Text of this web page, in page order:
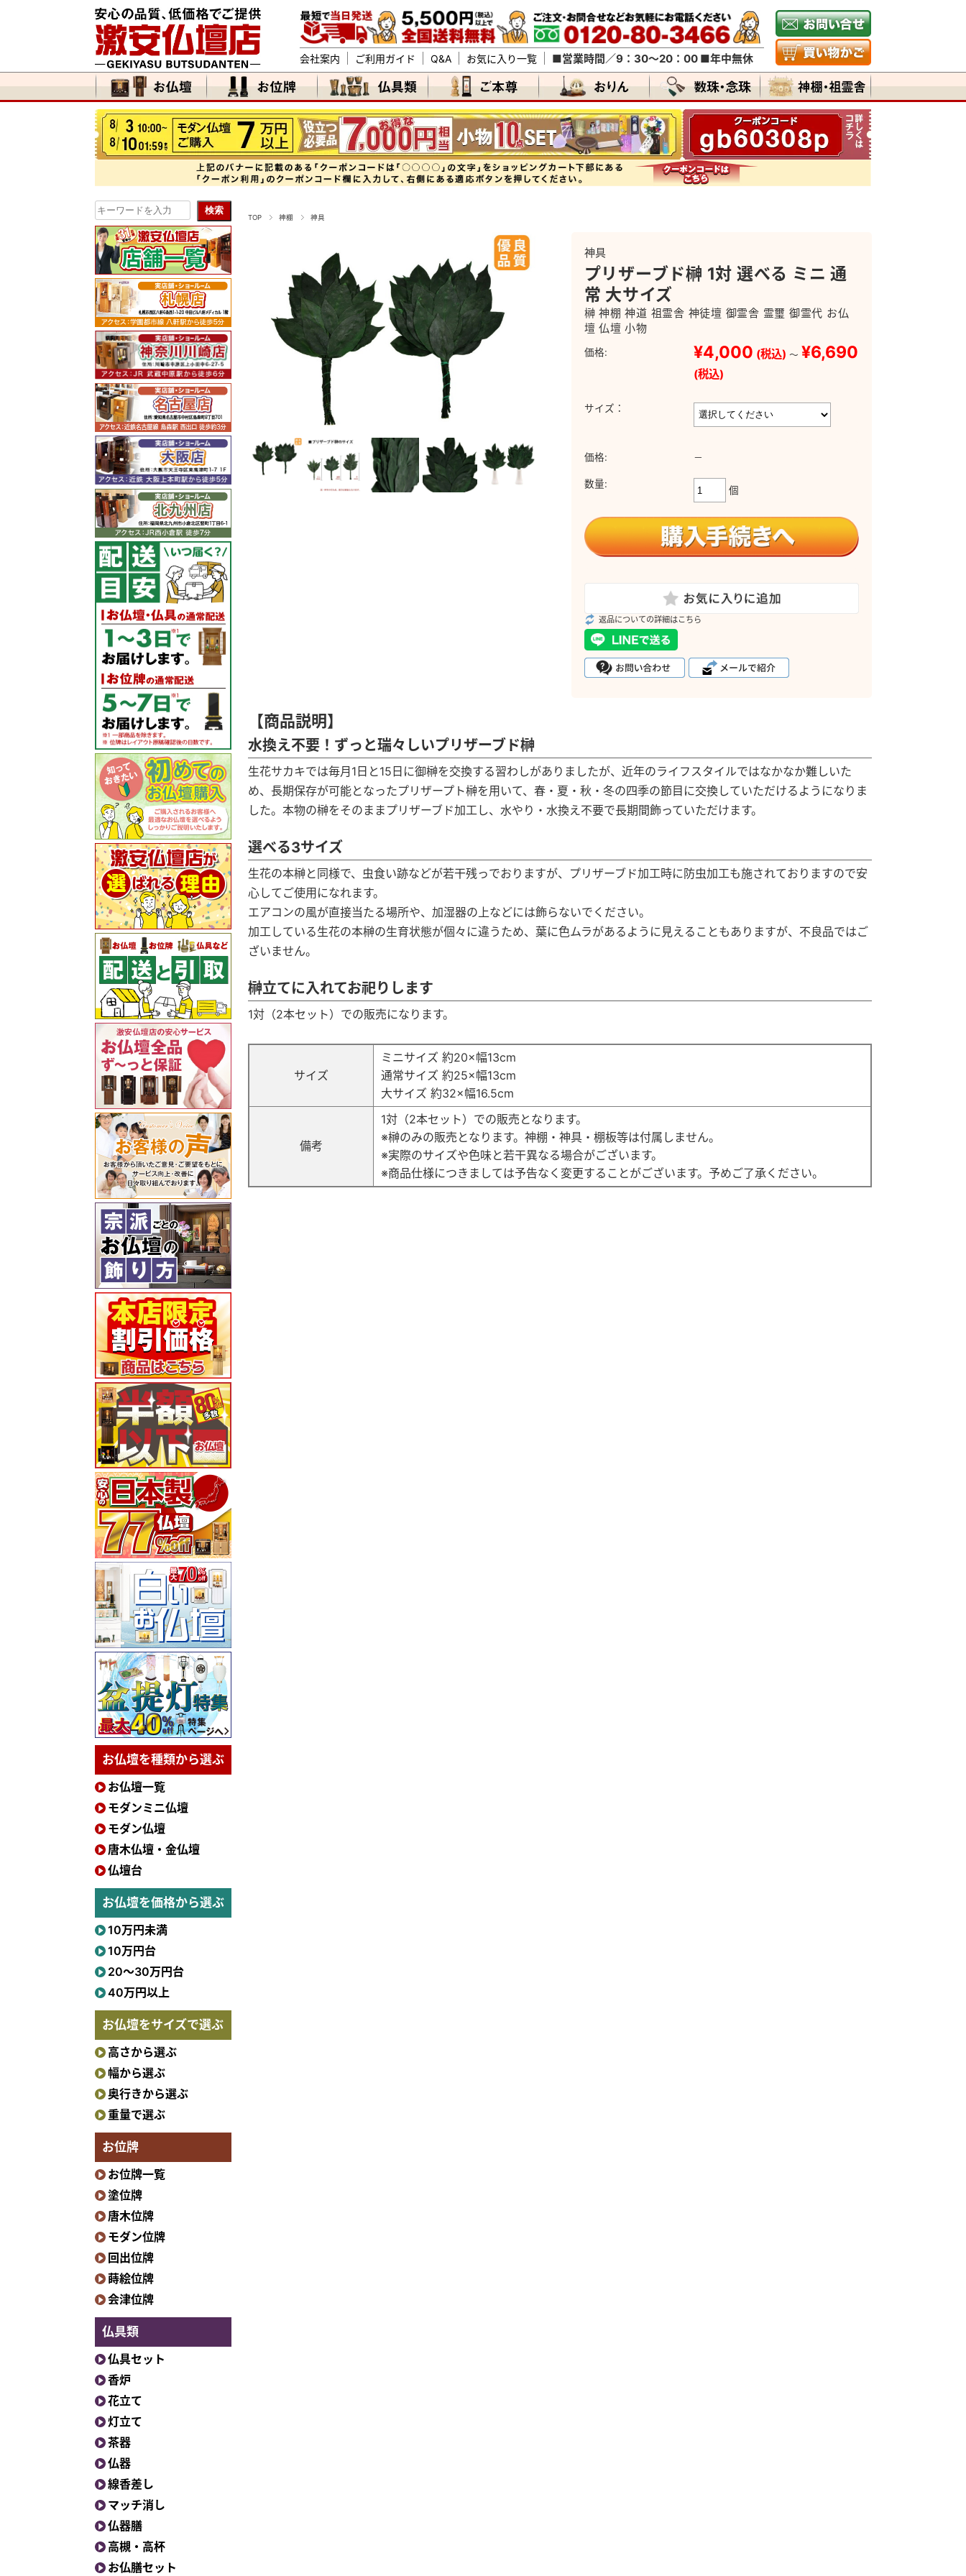
会社案内 ご利用ガイド Q&A お気に入り一覧 ■営業時間／9：30～20：00 ■年中無休
TOP 神棚 神具
神具
プリザーブド榊 1対 選べる ミニ 通
常 大サイズ
榊 神棚 神道 祖霊舎 神徒壇 御霊舎 霊璽 御霊代 お仏
壇 仏壇 小物
価格: ¥4,000 (税込) ～ ¥6,690
(税込)
サイズ：
価格: －
数量:
個
返品についての詳細はこちら
【商品説明】
水換え不要！ずっと瑞々しいプリザーブド榊
生花サカキでは毎月1日と15日に御榊を交換する習わしがありましたが、近年のライフスタイルではなかなか難しいた
め、長期保存が可能となったプリザープト榊を用いて、春・夏・秋・冬の四季の節目に交換していただけるようになりま
した。本物の榊をそのままプリザーブド加工し、水やり・水換え不要で長期間飾っていただけます。
選べる3サイズ
生花の本榊と同様で、虫食い跡などが若干残っでおりますが、プリザーブド加工時に防虫加工も施されておりますので安
心してご使用になれます。
エアコンの風が直接当たる場所や、加湿器の上などには飾らないでください。
加工している生花の本榊の生育状態が個々に違うため、葉に色ムラがあるように見えることもありますが、不良品ではご
ざいません。
榊立てに入れてお祀りします
1対（2本セット）での販売になります。
サイズ
ミニサイズ 約20×幅13cm
通常サイズ 約25×幅13cm
大サイズ 約32×幅16.5cm
備考
1対（2本セット）での販売となります。
※榊のみの販売となります。神棚・神具・棚板等は付属しません。
※実際のサイズや色味と若干異なる場合がございます。
※商品仕様につきましては予告なく変更することがございます。予めご了承ください。
お仏壇を種類から選ぶ
お仏壇一覧
モダンミニ仏壇
モダン仏壇
唐木仏壇・金仏壇
仏壇台
お仏壇を価格から選ぶ
10万円未満
10万円台
20〜30万円台
40万円以上
お仏壇をサイズで選ぶ
高さから選ぶ
幅から選ぶ
奥行きから選ぶ
重量で選ぶ
お位牌
お位牌一覧
塗位牌
唐木位牌
モダン位牌
回出位牌
蒔絵位牌
会津位牌
仏具類
仏具セット
香炉
花立て
灯立て
茶器
仏器
線香差し
マッチ消し
仏器膳
高槻・高杯
お仏膳セット